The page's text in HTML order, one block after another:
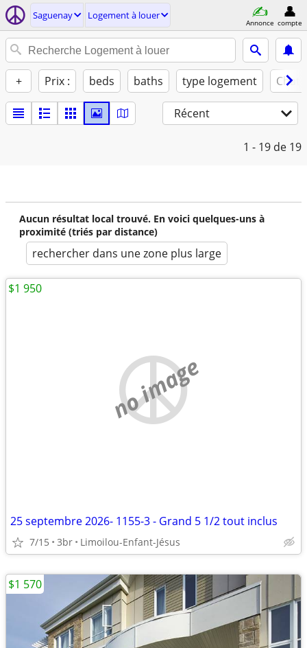
Saguenay Logement à louer
Annonce compte
+ Prix : beds baths type logement
Récent
1 - 19 de 19
Aucun résultat local trouvé. En voici quelques-uns à
proximité (triés par distance)
rechercher dans une zone plus large
no image
25 septembre 2026- 1155-3 - Grand 5 1/2 tout inclus
7/15 3br Limoilou-Enfant-Jésus
$1 950
$1 570